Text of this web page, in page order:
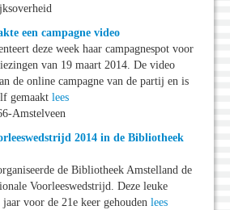
een campagne video
deze week haar campagnespot voor
van 19 maart 2014. De video
de online campagne van de partij en is
gemaakt lees
Amstelveen
2014 in de Bibliotheek
de Bibliotheek Amstelland de
Voorleeswedstrijd. Deze leuke
voor de 21e keer gehouden lees